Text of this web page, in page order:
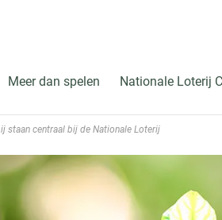
Meer dan spelen Nationale Loterij
staan centraal bij de Nationale Loterij